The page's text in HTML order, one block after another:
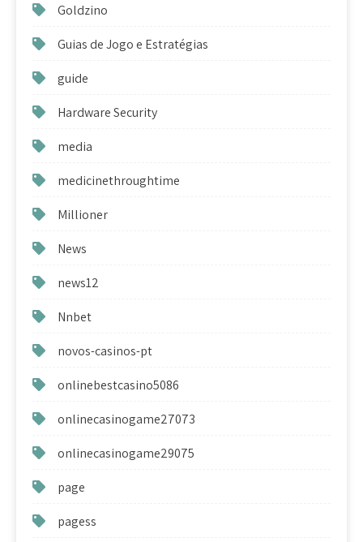
Goldzino
Guias de Jogo e Estratégias
guide
Hardware Security
media
medicinethroughtime
Millioner
News
news12
Nnbet
novos-casinos-pt
onlinebestcasino5086
onlinecasinogame27073
onlinecasinogame29075
page
pagess